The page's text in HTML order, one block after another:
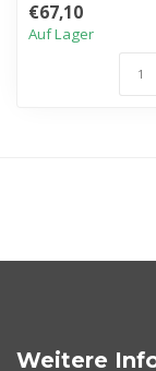
Flüssigkeit...
€67,10
Auf Lager
Weitere